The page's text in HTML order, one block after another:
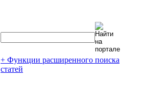
+ Функции расширенного поиска
статей